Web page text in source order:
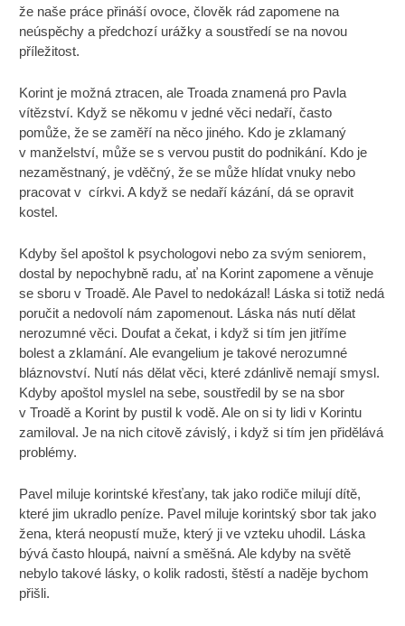
že naše práce přináší ovoce, člověk rád zapomene na
neúspěchy a předchozí urážky a soustředí se na novou
příležitost.
Korint je možná ztracen, ale Troada znamená pro Pavla
vítězství. Když se někomu v jedné věci nedaří, často
pomůže, že se zaměří na něco jiného. Kdo je zklamaný
v manželství, může se s vervou pustit do podnikání. Kdo je
nezaměstnaný, je vděčný, že se může hlídat vnuky nebo
pracovat v církvi. A když se nedaří kázání, dá se opravit
kostel.
Kdyby šel apoštol k psychologovi nebo za svým seniorem,
dostal by nepochybně radu, ať na Korint zapomene a věnuje
se sboru v Troadě. Ale Pavel to nedokázal! Láska si totiž nedá
poručit a nedovolí nám zapomenout. Láska nás nutí dělat
nerozumné věci. Doufat a čekat, i když si tím jen jitříme
bolest a zklamání. Ale evangelium je takové nerozumné
bláznovství. Nutí nás dělat věci, které zdánlivě nemají smysl.
Kdyby apoštol myslel na sebe, soustředil by se na sbor
v Troadě a Korint by pustil k vodě. Ale on si ty lidi v Korintu
zamiloval. Je na nich citově závislý, i když si tím jen přidělává
problémy.
Pavel miluje korintské křesťany, tak jako rodiče milují dítě,
které jim ukradlo peníze. Pavel miluje korintský sbor tak jako
žena, která neopustí muže, který ji ve vzteku uhodil. Láska
bývá často hloupá, naivní a směšná. Ale kdyby na světě
nebylo takové lásky, o kolik radosti, štěstí a naděje bychom
přišli.